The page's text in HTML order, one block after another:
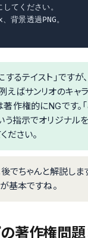
てください。
背景透過PNG。
るテイスト」ですが
えばサンリオのキャラ
作権的にNGです。
う指示でオリジナルを
ださい。
でちゃんと解説しま
基本ですね。
著作権問題